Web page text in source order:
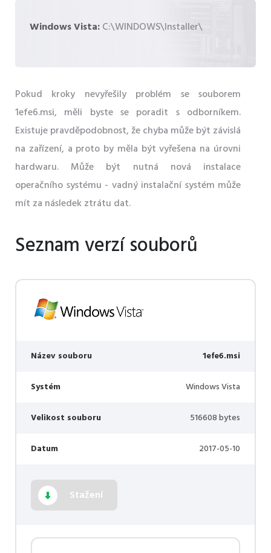
Windows Vista:C:\WINDOWS\Installer\
Pokud kroky nevyřešily problém se souborem
1efe6.msi, měli byste se poradit s odborníkem.
Existuje pravděpodobnost, že chyba může být závislá
na zařízení, a proto by měla být vyřešena na úrovni
hardwaru. Může být nutná nová instalace
operačního systému - vadný instalační systém může
mít za následek ztrátu dat.
Seznam verzí souborů
Název souboru 1efe6.msi
Systém Windows Vista
Velikost souboru 516608 bytes
Datum 2017-05-10
Stažení